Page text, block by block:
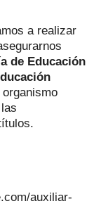
a realizar
de Educación
auxiliar-